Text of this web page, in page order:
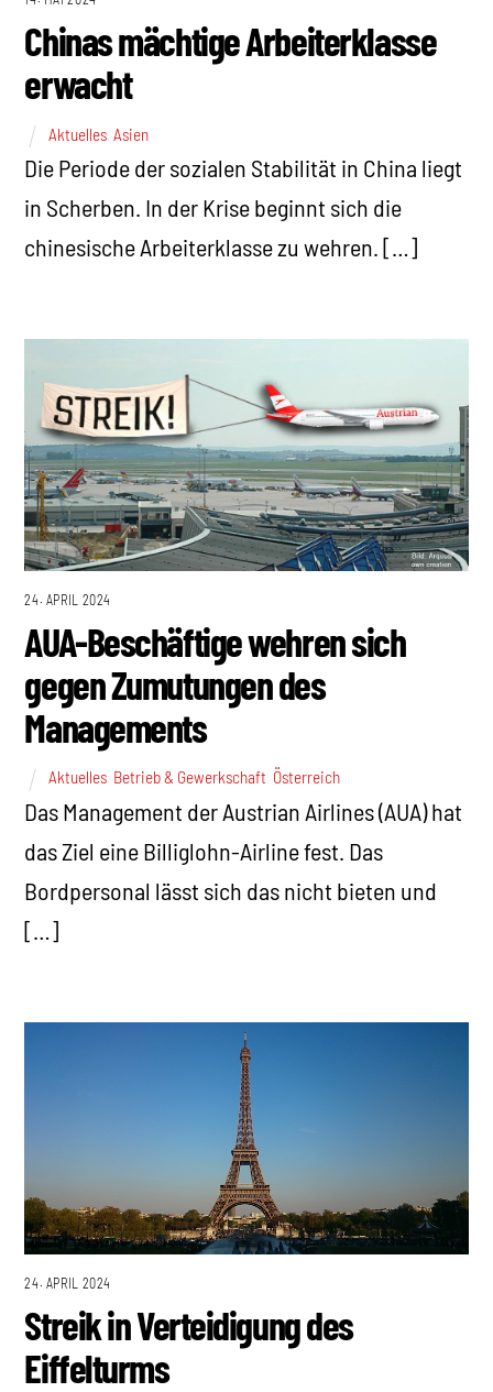
Chinas mächtige Arbeiterklasse
erwacht
Aktuelles Asien
Die Periode der sozialen Stabilität in China liegt
in Scherben. In der Krise beginnt sich die
chinesische Arbeiterklasse zu wehren. […]
24. APRIL 2024
AUA-Beschäftige wehren sich
gegen Zumutungen des
Managements
Aktuelles Betrieb & Gewerkschaft Österreich
Das Management der Austrian Airlines (AUA) hat
das Ziel eine Billiglohn-Airline fest. Das
Bordpersonal lässt sich das nicht bieten und
[…]
24. APRIL 2024
Streik in Verteidigung des
Eiffelturms